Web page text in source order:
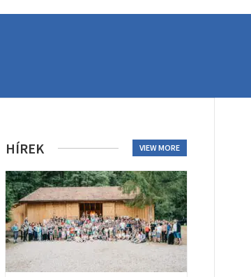
HÍREK VIEW MORE